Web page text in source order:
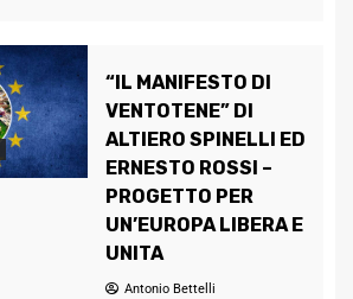
“IL MANIFESTO DI
VENTOTENE” DI
ALTIERO SPINELLI ED
ERNESTO ROSSI –
PROGETTO PER
UN’EUROPA LIBERA E
UNITA
Antonio Bettelli